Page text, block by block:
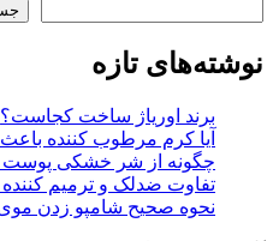
نوشته‌های تازه
برند اوریاژ ساخت کجاست؟
آیا کرم مرطوب کننده
چگونه از شر خشکی پوست
تفاوت ضدلک و ترمیم
نحوه صحیح شامپو زدن